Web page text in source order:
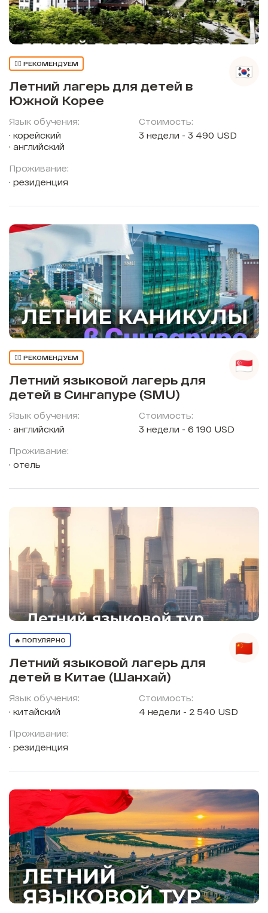
👍🏼 РЕКОМЕНДУЕМ
Летний лагерь для детей в
Южной Корее
Язык обучения:
корейский
английский
Проживание:
резиденция
Стоимость:
3 недели - 3 490 USD
👍🏼 РЕКОМЕНДУЕМ
Летний языковой лагерь для
детей в Сингапуре (SMU)
Язык обучения:
английский
Проживание:
отель
Стоимость:
3 недели - 6 190 USD
🔥 ПОПУЛЯРНО
Летний языковой лагерь для
детей в Китае (Шанхай)
Язык обучения:
китайский
Проживание:
резиденция
Стоимость:
4 недели - 2 540 USD